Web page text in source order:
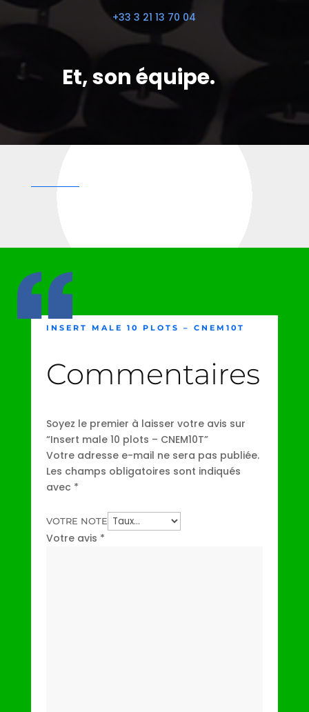
+33 3 21 13 70 04
Et, son équipe.
INSERT MALE 10 PLOTS – CNEM10T
Commentaires
Soyez le premier à laisser votre avis sur
“Insert male 10 plots – CNEM10T”
Votre adresse e-mail ne sera pas publiée.
Les champs obligatoires sont indiqués
avec *
VOTRE NOTE
Votre avis *